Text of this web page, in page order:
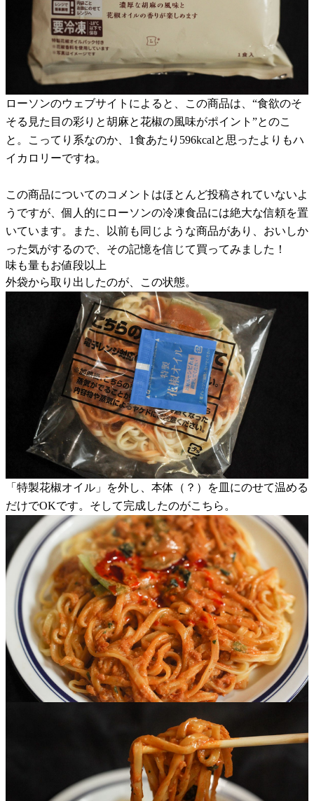
ローソンのウェブサイトによると、この商品は、“食欲のそ
そる見た目の彩りと胡麻と花椒の風味がポイント”とのこ
と。こってり系なのか、1食あたり596kcalと思ったよりもハ
イカロリーですね。
この商品についてのコメントはほとんど投稿されていないよ
うですが、個人的にローソンの冷凍食品には絶大な信頼を置
いています。また、以前も同じような商品があり、おいしか
った気がするので、その記憶を信じて買ってみました！
味も量もお値段以上
外袋から取り出したのが、この状態。
「特製花椒オイル」を外し、本体（？）を皿にのせて温める
だけでOKです。そして完成したのがこちら。